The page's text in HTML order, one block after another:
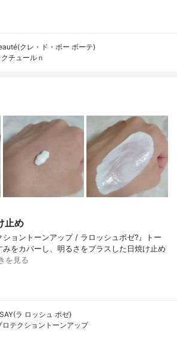
クレ・ド・ポー ボーテ)
チュールｎ
止め
ショントーンアップ / ラロッシュポゼ?』トー
みをカバーし、明るさをプラスした日焼け止め
を見る
ラ ロッシュ ポゼ)
ロテクショントーンアップ